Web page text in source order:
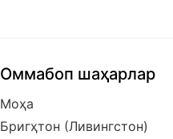
Оммабоп шаҳарлар
Моҳа
Бригҳтон (Ливингстон)